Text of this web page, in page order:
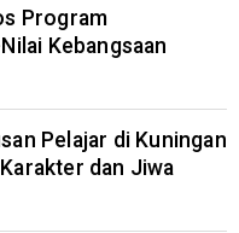
Program
Kebangsaan
Pelajar di Kuningan
dan Jiwa